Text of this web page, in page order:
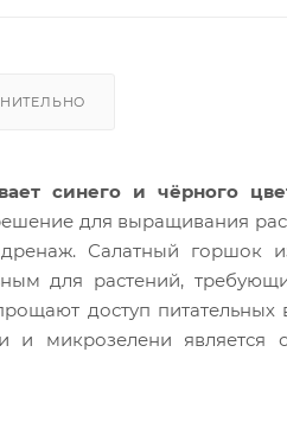
синего и чёрного
для выращивания
Салатный горшок
для растений,
доступ питательных
и микрозелени является